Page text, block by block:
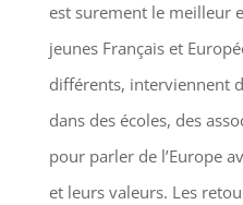
est surement le meilleur
jeunes Français et
différents, interviennent
dans des écoles, des
pour parler de l’Europe
et leurs valeurs. Les